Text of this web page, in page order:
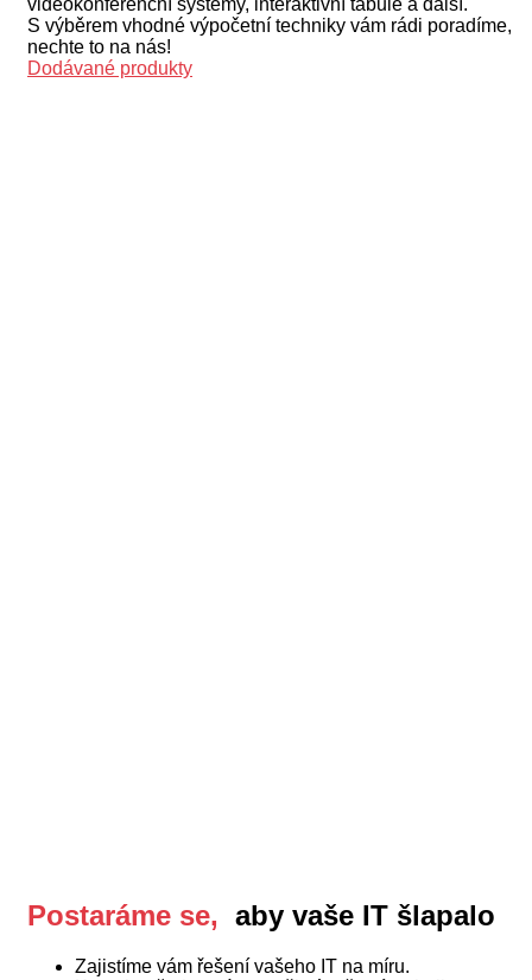
videokonferenční systémy, interaktivní tabule a další.
S výběrem vhodné výpočetní techniky vám rádi poradíme,
nechte to na nás!
Dodávané produkty
Postaráme se, aby vaše IT šlapalo
Zajistíme vám řešení vašeho IT na míru.